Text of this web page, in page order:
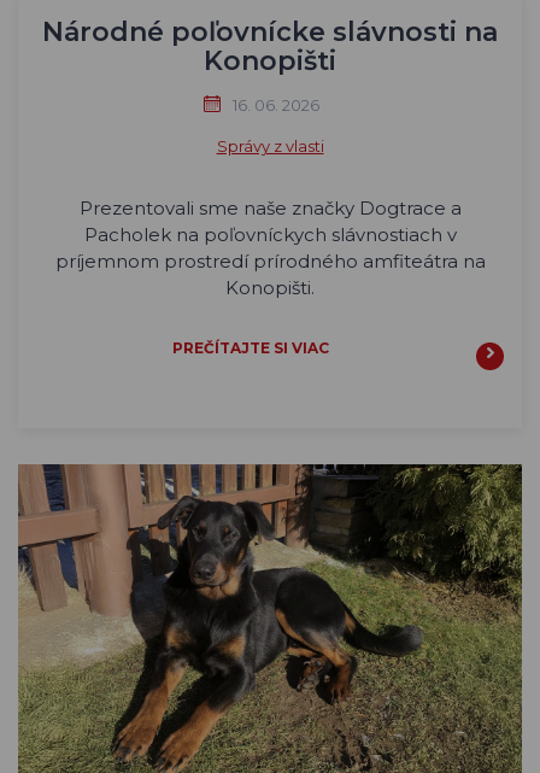
Národné poľovnícke slávnosti na
Konopišti
16. 06. 2026
Správy z vlasti
Prezentovali sme naše značky Dogtrace a
Pacholek na poľovníckych slávnostiach v
príjemnom prostredí prírodného amfiteátra na
Konopišti.
PREČÍTAJTE SI VIAC